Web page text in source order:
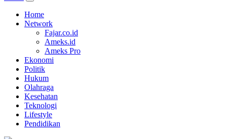
Home
Network
Fajar.co.id
Ameks.id
Ameks Pro
Ekonomi
Politik
Hukum
Olahraga
Kesehatan
Teknologi
Lifestyle
Pendidikan